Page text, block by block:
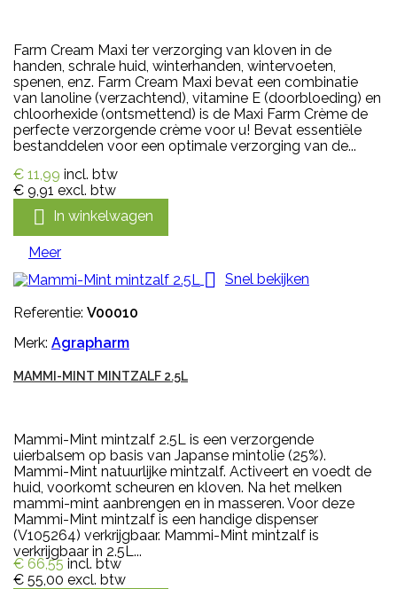
Farm Cream Maxi ter verzorging van kloven in de
handen, schrale huid, winterhanden, wintervoeten,
spenen, enz. Farm Cream Maxi bevat een combinatie
van lanoline (verzachtend), vitamine E (doorbloeding) en
chloorhexide (ontsmettend) is de Maxi Farm Crème de
perfecte verzorgende crème voor u! Bevat essentiële
bestanddelen voor een optimale verzorging van de...
€ 11,99 incl. btw
€ 9,91 excl. btw
 In winkelwagen
Meer
 Snel bekijken
Referentie: V00010
Merk: Agrapharm
MAMMI-MINT MINTZALF 2.5L
Mammi-Mint mintzalf 2.5L is een verzorgende
uierbalsem op basis van Japanse mintolie (25%).
Mammi-Mint natuurlijke mintzalf. Activeert en voedt de
huid, voorkomt scheuren en kloven. Na het melken
mammi-mint aanbrengen en in masseren. Voor deze
Mammi-Mint mintzalf is een handige dispenser
(V105264) verkrijgbaar. Mammi-Mint mintzalf is
verkrijgbaar in 2.5L...
€ 66,55 incl. btw
€ 55,00 excl. btw